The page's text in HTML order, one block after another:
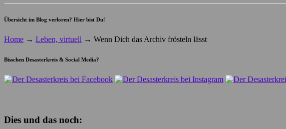
Übersicht im Blog verloren? Hier bist Du!
Home → Leben, virtuell → Wenn Dich das Archiv frösteln lässt
Bisschen Desasterkreis & Social Media?
Dies und das noch: